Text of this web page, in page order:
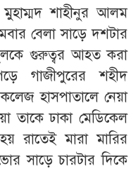
মুহাম্মদ শাহীনুর আলম
বেলা সাড়ে দশটার
গুরুত্বর আহত করা
গাজীপুরের শহীদ
হাসপাতালে নেয়া
তাকে ঢাকা মেডিকেল
রাতেই মারা মারির
সাড়ে চারটার দিকে